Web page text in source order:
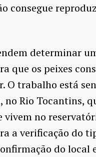
consegue
determinar
que os peixes
O trabalho está
no Rio Tocantins,
vivem no
a verificação do
do local